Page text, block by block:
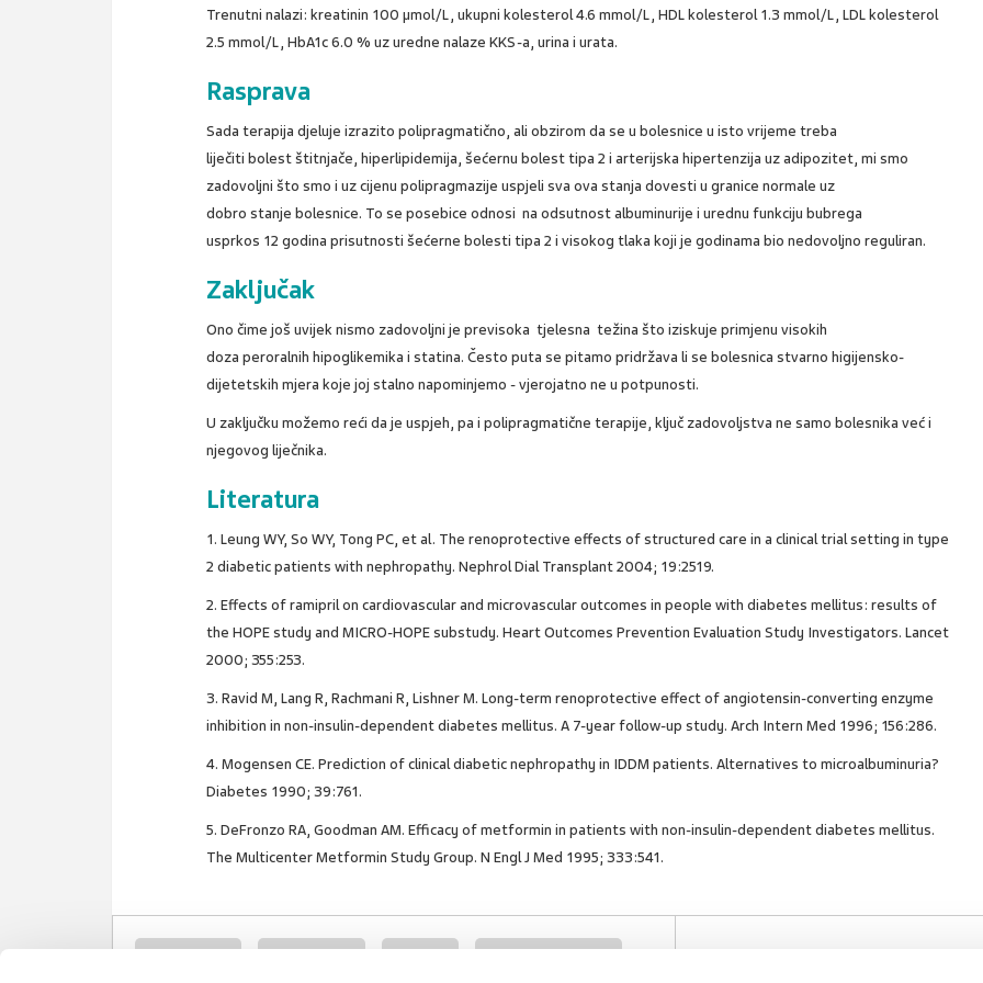
Trenutni nalazi: kreatinin 100 µmol/L, ukupni kolesterol 4.6 mmol/L, HDL kolesterol 1.3 mmol/L, LDL kolesterol
2.5 mmol/L, HbA1c 6.0 % uz uredne nalaze KKS-a, urina i urata.
Rasprava
Sada terapija djeluje izrazito polipragmatično, ali obzirom da se u bolesnice u isto vrijeme treba
liječiti bolest štitnjače, hiperlipidemija, šećernu bolest tipa 2 i arterijska hipertenzija uz adipozitet, mi smo
zadovoljni što smo i uz cijenu polipragmazije uspjeli sva ova stanja dovesti u granice normale uz
dobro stanje bolesnice. To se posebice odnosi na odsutnost albuminurije i urednu funkciju bubrega
usprkos 12 godina prisutnosti šećerne bolesti tipa 2 i visokog tlaka koji je godinama bio nedovoljno reguliran.
Zaključak
Ono čime još uvijek nismo zadovoljni je previsoka tjelesna težina što iziskuje primjenu visokih
doza peroralnih hipoglikemika i statina. Često puta se pitamo pridržava li se bolesnica stvarno higijensko-
dijetetskih mjera koje joj stalno napominjemo - vjerojatno ne u potpunosti.
U zaključku možemo reći da je uspjeh, pa i polipragmatične terapije, ključ zadovoljstva ne samo bolesnika već i
njegovog liječnika.
Literatura
1. Leung WY, So WY, Tong PC, et al. The renoprotective effects of structured care in a clinical trial setting in type
2 diabetic patients with nephropathy. Nephrol Dial Transplant 2004; 19:2519.
2. Effects of ramipril on cardiovascular and microvascular outcomes in people with diabetes mellitus: results of
the HOPE study and MICRO-HOPE substudy. Heart Outcomes Prevention Evaluation Study Investigators. Lancet
2000; 355:253.
3. Ravid M, Lang R, Rachmani R, Lishner M. Long-term renoprotective effect of angiotensin-converting enzyme
inhibition in non-insulin-dependent diabetes mellitus. A 7-year follow-up study. Arch Intern Med 1996; 156:286.
4. Mogensen CE. Prediction of clinical diabetic nephropathy in IDDM patients. Alternatives to microalbuminuria?
Diabetes 1990; 39:761.
5. DeFronzo RA, Goodman AM. Efficacy of metformin in patients with non-insulin-dependent diabetes mellitus.
The Multicenter Metformin Study Group. N Engl J Med 1995; 333:541.
polipragmazija hiperlipidemija dijabetes arterijska hipertenzija